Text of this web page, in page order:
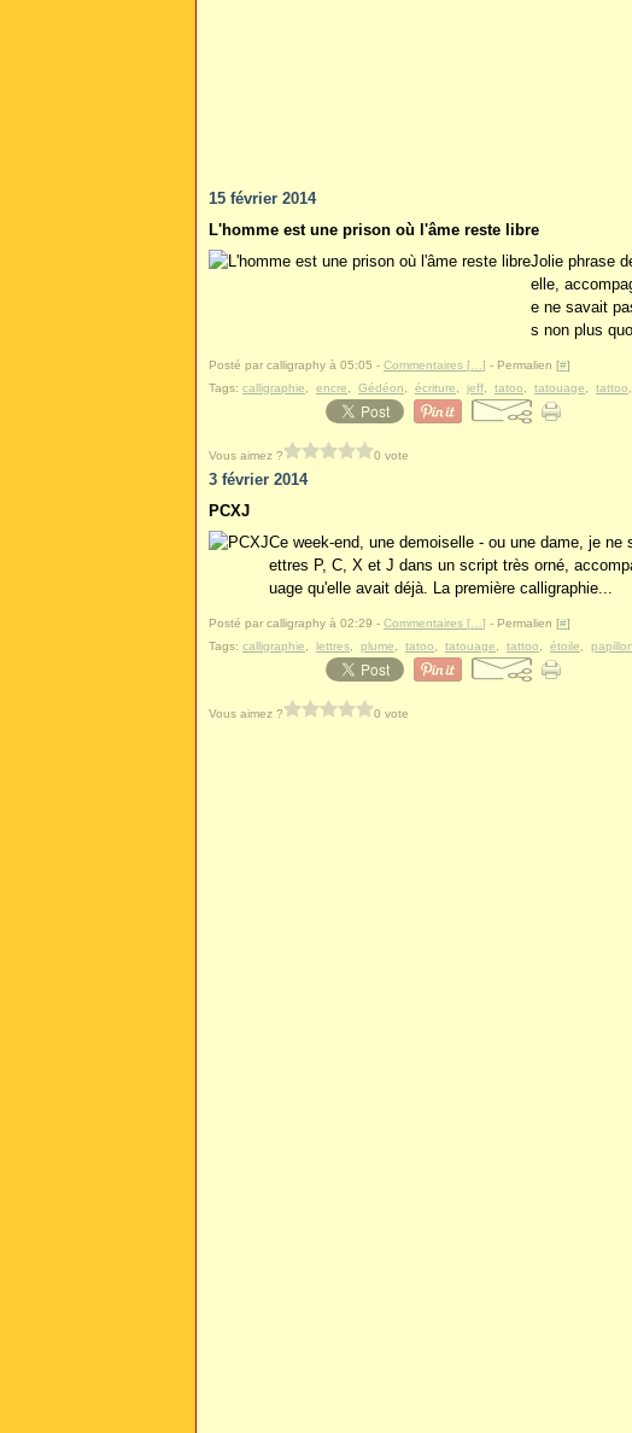
15 février 2014
L'homme est une prison où l'âme reste libre
Jolie phrase
elle,
e ne savait
s non plus
Posté par calligraphy à 05:05 - Commentaires [ ] - Permalien [#]
Tags: calligraphie encre Gédéon écriture jeff tatoo tatouage tattoo
Vous aimez ? 0 vote
3 février 2014
PCXJ
Ce week-end, une demoiselle - ou une dame, je ne
ettres P, C, X et J dans un script très orné,
uage qu'elle avait déjà. La première calligraphie...
Posté par calligraphy à 02:29 - Commentaires [ ] - Permalien [#]
Tags: calligraphie lettres plume tatoo tatouage tattoo étoile papillon
Vous aimez ? 0 vote